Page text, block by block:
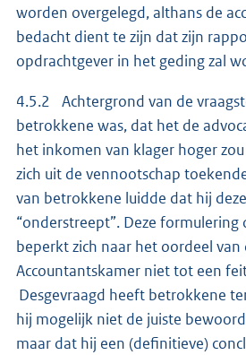
worden overgelegd, althans de
bedacht dient te zijn dat zijn
opdrachtgever in het geding zal
4.5.2 Achtergrond van de
betrokkene was, dat het de
het inkomen van klager hoger
zich uit de vennootschap
van betrokkene luidde dat hij
“onderstreept”. Deze
beperkt zich naar het oordeel van
Accountantskamer niet tot een
Desgevraagd heeft betrokkene
hij mogelijk niet de juiste
maar dat hij een (definitieve)